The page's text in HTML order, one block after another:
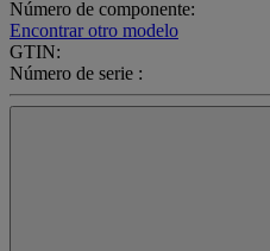
Número de componente:
Encontrar otro modelo
GTIN:
Número de serie :